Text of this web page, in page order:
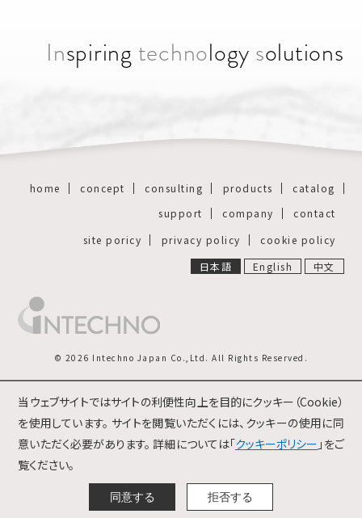
当ウェブサイトではサイトの利便性向上を目的にクッキー（Cookie）
を使用しています。 サイトを閲覧いただくには、クッキーの使用に同
意いただく必要があります。 詳細については「クッキーポリシー 」をご
覧ください。
同意する 拒否する
Inspiring technology solutions
home concept consulting products
catalog
support
company
contact
site poricy
privacy policy
cookie policy
日本語
English 中文
© 2026 Intechno Japan Co.,Ltd. All Rights Reserved.